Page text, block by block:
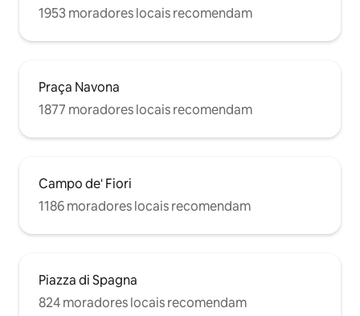
1953 moradores locais recomendam
Praça Navona
1877 moradores locais recomendam
Campo de' Fiori
1186 moradores locais recomendam
Piazza di Spagna
824 moradores locais recomendam